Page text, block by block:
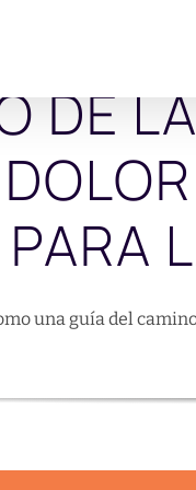
DE
PARA
una guía del